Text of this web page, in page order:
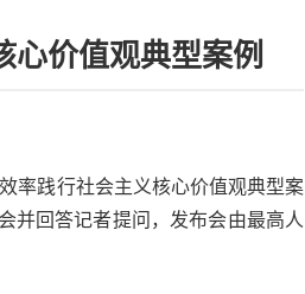
心价值观典型案例
率践行社会主义核心价值观典型案
并回答记者提问，发布会由最高人